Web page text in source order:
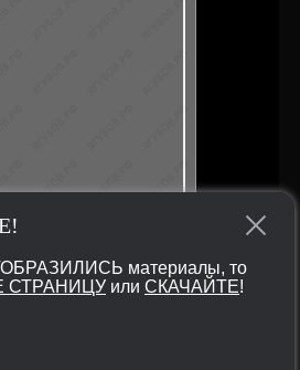
материалы, то
СТРАНИЦУ или СКАЧАЙТЕ!